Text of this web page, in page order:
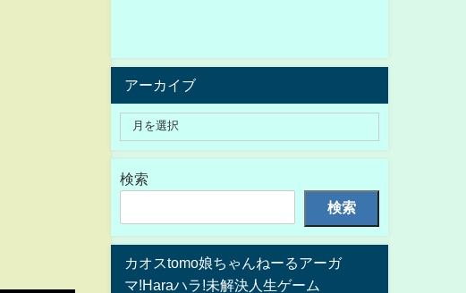
アーカイブ
検索
検索
カオスtomo娘ちゃんねーるアーガ
マ!Haraハラ!未解決人生ゲーム